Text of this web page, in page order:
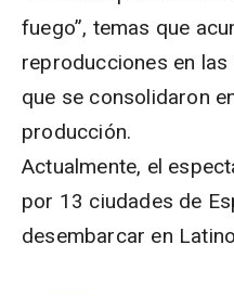
fuego”, temas que
reproducciones en
que se consolidaron
producción.
Actualmente, el
por 13 ciudades de
desembarcar en